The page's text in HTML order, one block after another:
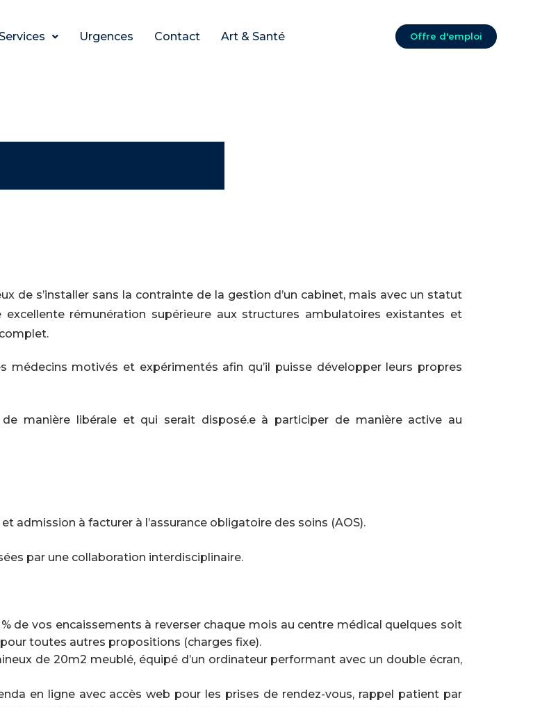
Urgences Contact Art & Santé Offre d'emploi
de s’installer sans la contrainte de la gestion d’un cabinet, mais avec un statut
excellente rémunération supérieure aux structures ambulatoires existantes et
médecins motivés et expérimentés afin qu’il puisse développer leurs propres
manière libérale et qui serait disposé.e à participer de manière active au
admission à facturer à l’assurance obligatoire des soins (AOS).
par une collaboration interdisciplinaire.
de vos encaissements à reverser chaque mois au centre médical quelques soit
toutes autres propositions (charges fixe).
de 20m2 meublé, équipé d’un ordinateur performant avec un double écran,
en ligne avec accès web pour les prises de rendez-vous, rappel patient par